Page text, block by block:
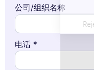
公司/组织名称
电话 *